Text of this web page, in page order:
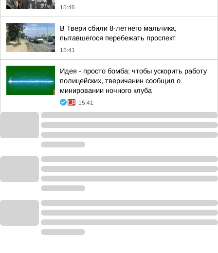
15:46
В Твери сбили 8-летнего мальчика,
пытавшегося перебежать проспект
15:41
Идея - просто бомба: чтобы ускорить работу
полицейских, тверичанин сообщил о
минировании ночного клуба
15:41